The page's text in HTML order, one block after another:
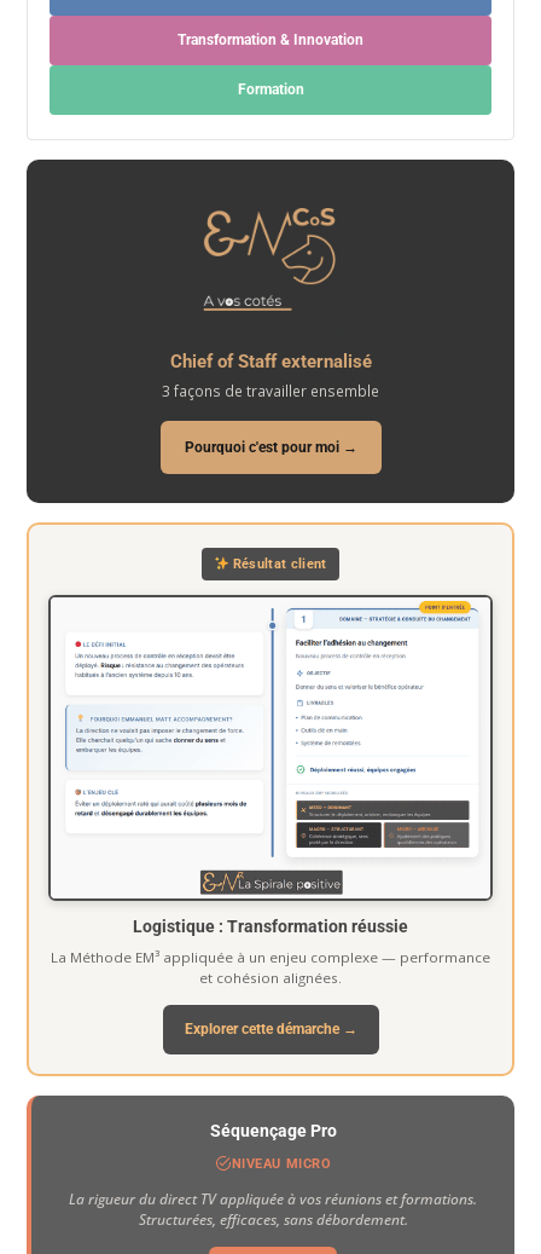
Transformation & Innovation
Formation
Chief of Staff externalisé
3 façons de travailler ensemble
Pourquoi c'est pour moi →
Résultat client
Logistique : Transformation réussie
La Méthode EM³ appliquée à un enjeu complexe — performance
et cohésion alignées.
Explorer cette démarche →
Séquençage Pro
NIVEAU MICRO
La rigueur du direct TV appliquée à vos réunions et formations.
Structurées, efficaces, sans débordement.